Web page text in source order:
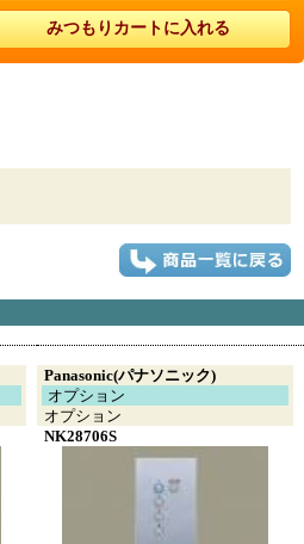
Panasonic(パナソニック)
オプション
オプション
NK28706S